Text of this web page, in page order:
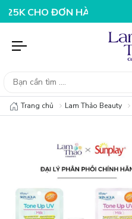
ĐƠN HÀNG 199KNHẬP
Trang chủ Lam Thảo Beauty